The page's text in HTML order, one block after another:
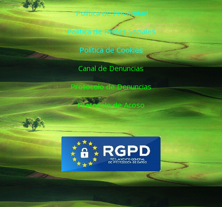
Política de Privacidad
Política de Redes Sociales
Política de Cookies
Canal de Denuncias
Protocolo de Denuncias
Protocolo de Acoso